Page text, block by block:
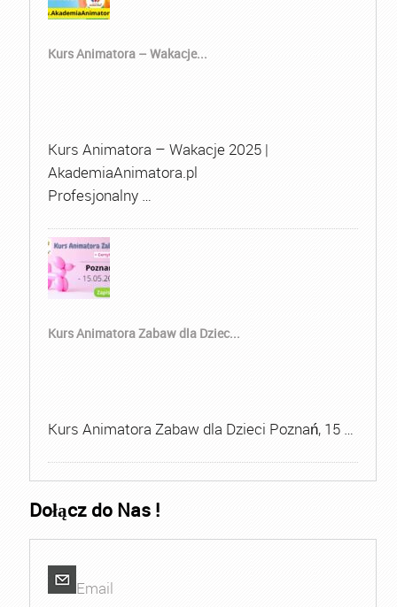
Kurs Animatora – Wakacje...
Kurs Animatora – Wakacje 2025 |
AkademiaAnimatora.pl
Profesjonalny …
Kurs Animatora Zabaw dla Dziec...
Kurs Animatora Zabaw dla Dzieci Poznań, 15 …
Dołącz do Nas !
Email